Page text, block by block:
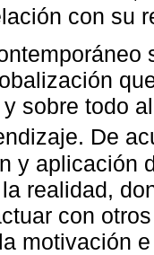
con su
sobre todo
De
y aplicación
realidad,
con
motivación